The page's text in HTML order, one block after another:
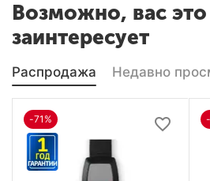
Возможно, вас это
заинтересует
Распродажа Недавно
-71%